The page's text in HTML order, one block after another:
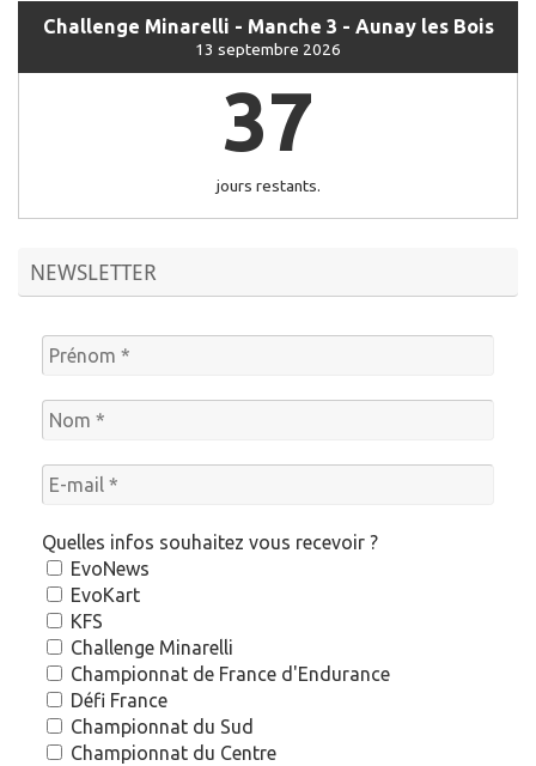
Challenge Minarelli - Manche 3 - Aunay les Bois
13 septembre 2026
37
jours restants.
NEWSLETTER
Quelles infos souhaitez vous recevoir ?
EvoNews
EvoKart
KFS
Challenge Minarelli
Championnat de France d'Endurance
Défi France
Championnat du Sud
Championnat du Centre